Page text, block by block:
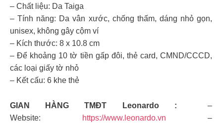
– Chất liệu: Da Taiga
– Tính năng: Da vân xước, chống thấm, dáng nhỏ gọn,
unisex, không gây cộm ví
– Kích thước: 8 x 10.8 cm
– Để khoảng 10 tờ tiền gấp đôi, thẻ card, CMND/CCCD,
các loại giấy tờ nhỏ
– Kết cấu: 6 khe thẻ
GIAN HÀNG TMĐT Leonardo :
–
Website:
https://www.leonardo.vn –